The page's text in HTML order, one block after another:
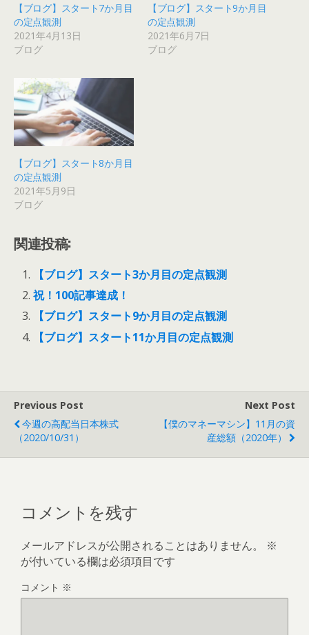
【ブログ】スタート7か月目
の定点観測
2021年4月13日
ブログ
【ブログ】スタート9か月目
の定点観測
2021年6月7日
ブログ
【ブログ】スタート8か月目
の定点観測
2021年5月9日
ブログ
関連投稿:
【ブログ】スタート3か月目の定点観測
祝！100記事達成！
【ブログ】スタート9か月目の定点観測
【ブログ】スタート11か月目の定点観測
Previous Post
今週の高配当日本株式
（2020/10/31）
Next Post
【僕のマネーマシン】11月の資
産総額（2020年）
コメントを残す
メールアドレスが公開されることはありません。
※
が付いている欄は必須項目です
コメント ※